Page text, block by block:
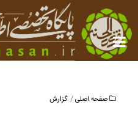
صفحه اصلی گزارش